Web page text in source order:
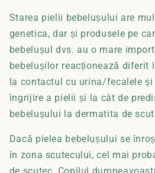
Starea pielii bebelușului are
genetica, dar și produsele pe
bebelușul dvs. au o mare
bebelușilor reacționează diferit
la contactul cu urina/fecalele și
îngrijire a pielii și la cât de
bebelușului la dermatita de
Dacă pielea bebelușului se
în zona scutecului, cel mai